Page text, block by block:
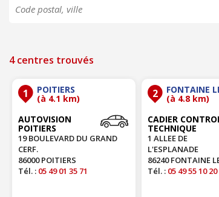
4 centres trouvés
1 POITIERS
(à 4.1 km)
AUTOVISION
POITIERS
19 BOULEVARD DU GRAND
CERF.
86000 POITIERS
Tél. : 05 49 01 35 71
2 FONTAINE
(à 4.8 km)
CADIER
TECHNIQUE
1 ALLEE DE
L'ESPLANADE
86240 FONTAINE
Tél. : 05 49 55 10 20